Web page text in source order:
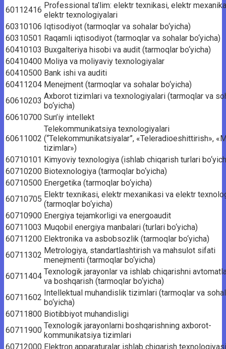
60112416 Professional ta’lim: elektr texnikasi, elektr
elektr texnologiyalari
60310106 Iqtisodiyot (tarmoqlar va sohalar bo‘yicha)
60310501 Raqamli iqtisodiyot (tarmoqlar va sohalar bo‘yicha)
60410103 Buxgalteriya hisobi va audit (tarmoqlar bo‘yicha)
60410400 Moliya va moliyaviy texnologiyalar
60410500 Bank ishi va auditi
60411204 Menejment (tarmoqlar va sohalar bo‘yicha)
60610203 Axborot tizimlari va texnologiyalari (tarmoqlar va
bo‘yicha)
60610700 Sun’iy intellekt
60611002
Telekommunikatsiya texnologiyalari
(“Telekommunikatsiyalar”, «Teleradioeshittirish»,
tizimlar»)
60710101 Kimyoviy texnologiya (ishlab chiqarish turlari
60710200 Biotexnologiya (tarmoqlar bo‘yicha)
60710500 Energetika (tarmoqlar bo‘yicha)
60710705 Elektr texnikasi, elektr mexanikasi va elektr
(tarmoqlar bo‘yicha)
60710900 Energiya tejamkorligi va energoaudit
60711003 Muqobil energiya manbalari (turlari bo‘yicha)
60711200 Elektronika va asbobsozlik (tarmoqlar bo‘yicha)
60711302 Metrologiya, standartlashtirish va mahsulot sifati
menejmenti (tarmoqlar bo‘yicha)
60711404 Texnologik jarayonlar va ishlab chiqarishni
va boshqarish (tarmoqlar bo‘yicha)
60711602 Intellektual muhandislik tizimlari (tarmoqlar va
bo‘yicha)
60711800 Biotibbiyot muhandisligi
60711900 Texnologik jarayonlarni boshqarishning axborot-
kommunikatsiya tizimlari
60712000 Elektron apparaturalar ishlab chiqarish texnologiyasi